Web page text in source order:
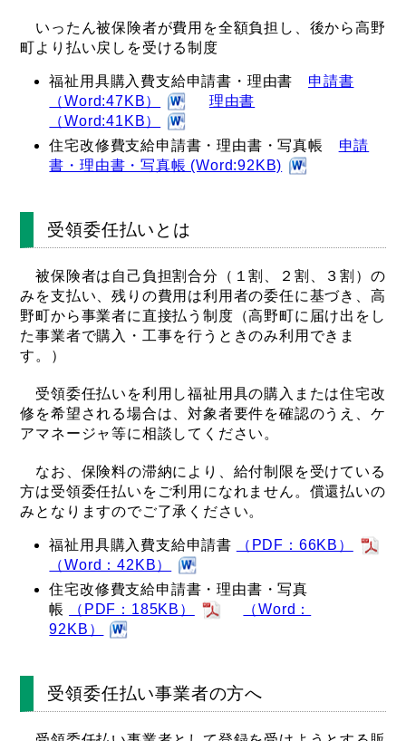
いったん被保険者が費用を全額負担し、後から高野
町より払い戻しを受ける制度
福祉用具購入費支給申請書・理由書 申請書
（Word:47KB）
理由書
（Word:41KB）
住宅改修費支給申請書・理由書・写真帳 申請
書・理由書・写真帳 (Word:92KB)
受領委任払いとは
被保険者は自己負担割合分（１割、２割、３割）の
みを支払い、残りの費用は利用者の委任に基づき、高
野町から事業者に直接払う制度（高野町に届け出をし
た事業者で購入・工事を行うときのみ利用できま
す。）
受領委任払いを利用し福祉用具の購入または住宅改
修を希望される場合は、対象者要件を確認のうえ、ケ
アマネージャ等に相談してください。
なお、保険料の滞納により、給付制限を受けている
方は受領委任払いをご利用になれません。償還払いの
みとなりますのでご了承ください。
福祉用具購入費支給申請書
（PDF：66KB）
（Word：42KB）
住宅改修費支給申請書・理由書・写真
帳
（PDF：185KB）
（Word：
92KB）
受領委任払い事業者の方へ